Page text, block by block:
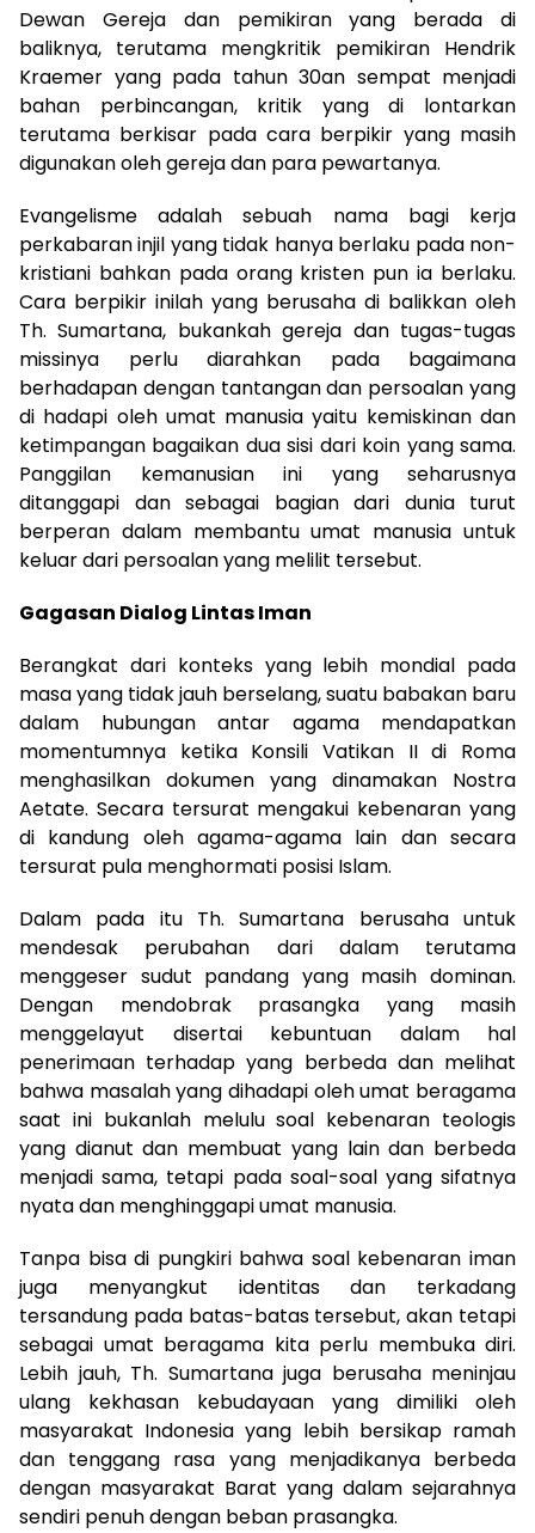
Dewan Gereja dan pemikiran yang berada di
baliknya, terutama mengkritik pemikiran Hendrik
Kraemer yang pada tahun 30an sempat menjadi
bahan perbincangan, kritik yang di lontarkan
terutama berkisar pada cara berpikir yang masih
digunakan oleh gereja dan para pewartanya.
Evangelisme adalah sebuah nama bagi kerja
perkabaran injil yang tidak hanya berlaku pada non-
kristiani bahkan pada orang kristen pun ia berlaku.
Cara berpikir inilah yang berusaha di balikkan oleh
Th. Sumartana, bukankah gereja dan tugas-tugas
missinya perlu diarahkan pada bagaimana
berhadapan dengan tantangan dan persoalan yang
di hadapi oleh umat manusia yaitu kemiskinan dan
ketimpangan bagaikan dua sisi dari koin yang sama.
Panggilan kemanusian ini yang seharusnya
ditanggapi dan sebagai bagian dari dunia turut
berperan dalam membantu umat manusia untuk
keluar dari persoalan yang melilit tersebut.
Gagasan Dialog Lintas Iman
Berangkat dari konteks yang lebih mondial pada
masa yang tidak jauh berselang, suatu babakan baru
dalam hubungan antar agama mendapatkan
momentumnya ketika Konsili Vatikan II di Roma
menghasilkan dokumen yang dinamakan Nostra
Aetate. Secara tersurat mengakui kebenaran yang
di kandung oleh agama-agama lain dan secara
tersurat pula menghormati posisi Islam.
Dalam pada itu Th. Sumartana berusaha untuk
mendesak perubahan dari dalam terutama
menggeser sudut pandang yang masih dominan.
Dengan mendobrak prasangka yang masih
menggelayut disertai kebuntuan dalam hal
penerimaan terhadap yang berbeda dan melihat
bahwa masalah yang dihadapi oleh umat beragama
saat ini bukanlah melulu soal kebenaran teologis
yang dianut dan membuat yang lain dan berbeda
menjadi sama, tetapi pada soal-soal yang sifatnya
nyata dan menghinggapi umat manusia.
Tanpa bisa di pungkiri bahwa soal kebenaran iman
juga menyangkut identitas dan terkadang
tersandung pada batas-batas tersebut, akan tetapi
sebagai umat beragama kita perlu membuka diri.
Lebih jauh, Th. Sumartana juga berusaha meninjau
ulang kekhasan kebudayaan yang dimiliki oleh
masyarakat Indonesia yang lebih bersikap ramah
dan tenggang rasa yang menjadikanya berbeda
dengan masyarakat Barat yang dalam sejarahnya
sendiri penuh dengan beban prasangka.